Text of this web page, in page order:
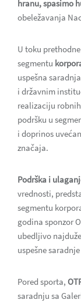
hranu, spasimo
obeležavanja
U toku
segmentu
uspešna
i državnim
realizaciju
podršku u
i doprinos
značaja.
Podrška i
vrednosti,
segmentu
godina sponzor
ubedljivo
uspešne
Pored sporta,
saradnju sa